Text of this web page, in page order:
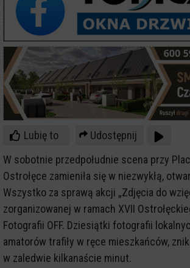
Lubię to
Udostępnij
W sobotnie przedpołudnie scena przy
Ostrołęce zamieniła się w niezwykłą,
Wszystko za sprawą akcji „Zdjęcia do
zorganizowanej w ramach XVII
Fotografii OFF. Dziesiątki fotografii
amatorów trafiły w ręce mieszkańców,
w zaledwie kilkanaście minut.